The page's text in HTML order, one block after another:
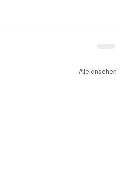
Alle ansehen